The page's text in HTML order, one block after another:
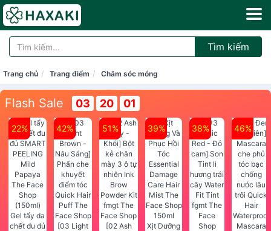
Tìm kiếm
Trang chủ Trang điểm Chăm sóc móng
Flash Sale 03 20 00
22%
Gel tẩy da
chết đu đủ
42%
[03 Light
51%
[02 Ash
39%
Xịt Dưỡng
38% 46%